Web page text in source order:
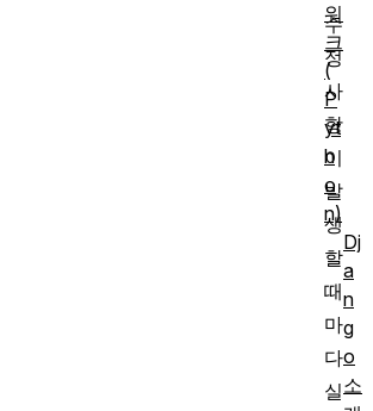
수
정
사
항
이
발
생
할
때
마
다
실
워
크
(
P
yt
h
o
n)
Dj
a
n
g
o
소